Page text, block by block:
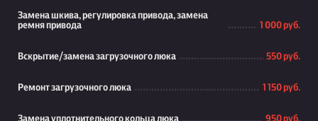
Замена шкива, регулировка привода, замена
ремня привода
1 000 руб.
Вскрытие/замена загрузочного люка 550 руб.
Ремонт загрузочного люка 1 150 руб.
Замена уплотнительного кольца люка 950 руб.